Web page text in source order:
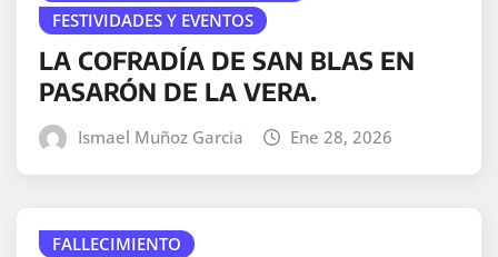
FESTIVIDADES Y EVENTOS
LA COFRADÍA DE SAN BLAS EN
PASARÓN DE LA VERA.
Ismael Muñoz Garcia Ene 28, 2026
FALLECIMIENTO